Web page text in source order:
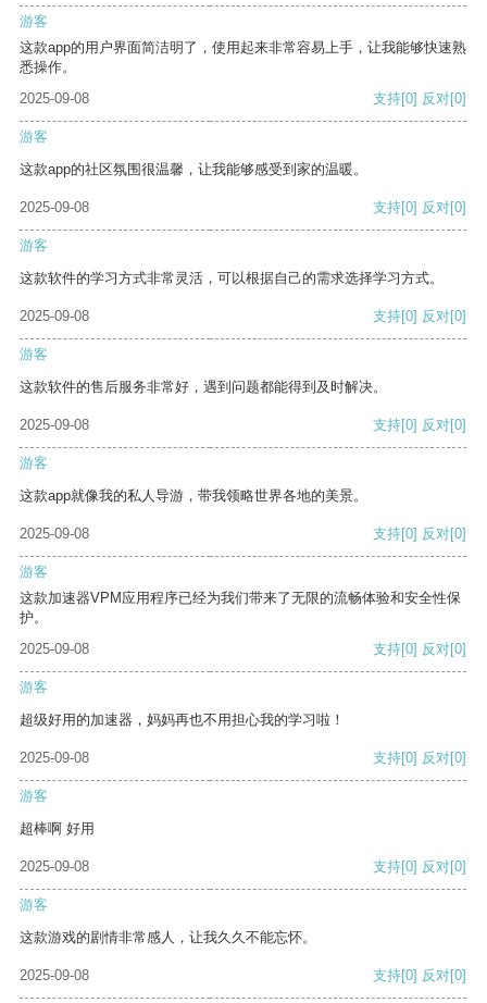
游客
这款app的用户界面简洁明了，使用起来非常容易上手，让我能够快速熟
悉操作。
2025-09-08
支持[0] 反对[0]
游客
这款app的社区氛围很温馨，让我能够感受到家的温暖。
2025-09-08 支持[0] 反对[0]
游客
这款软件的学习方式非常灵活，可以根据自己的需求选择学习方式。
2025-09-08 支持[0] 反对[0]
游客
这款软件的售后服务非常好，遇到问题都能得到及时解决。
2025-09-08 支持[0] 反对[0]
游客
这款app就像我的私人导游，带我领略世界各地的美景。
2025-09-08 支持[0] 反对[0]
游客
这款加速器VPM应用程序已经为我们带来了无限的流畅体验和安全性保
护。
2025-09-08
支持[0] 反对[0]
游客
超级好用的加速器，妈妈再也不用担心我的学习啦！
2025-09-08 支持[0] 反对[0]
游客
超棒啊 好用
2025-09-08 支持[0] 反对[0]
游客
这款游戏的剧情非常感人，让我久久不能忘怀。
2025-09-08 支持[0] 反对[0]